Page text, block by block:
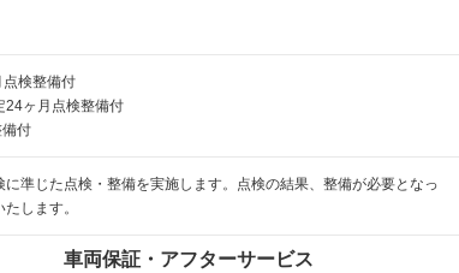
検整備付
ヶ月点検整備付
付
準じた点検・整備を実施します。点検の結果、整備が必要となっ
します。
車両保証・アフターサービス